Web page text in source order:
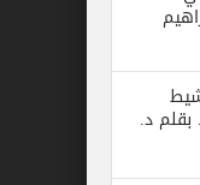
بقلم د.